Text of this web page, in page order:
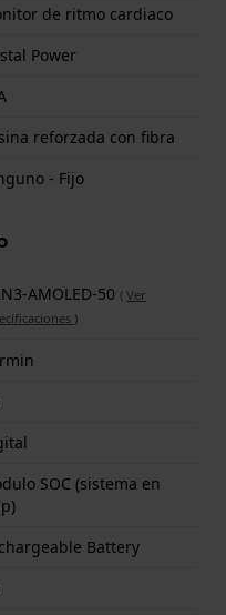
de ritmo cardiaco
Power
reforzada con fibra
- Fijo
AMOLED-50 ( Ver
)
SOC (sistema en
Battery